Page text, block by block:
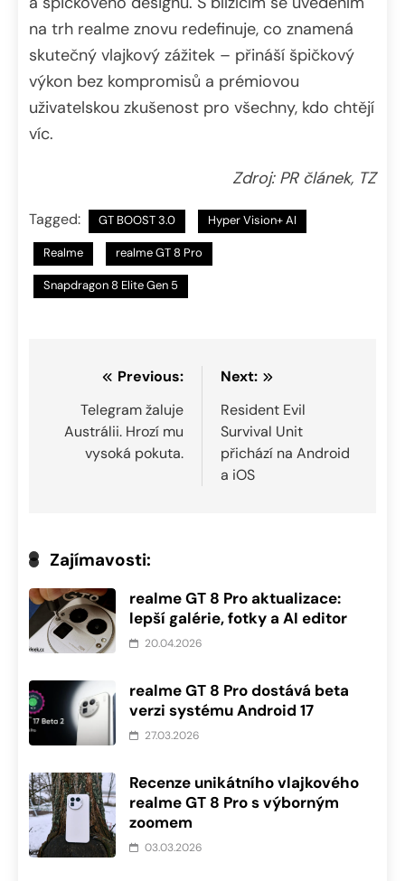
na trh realme znovu redefinuje, co znamená
skutečný vlajkový zážitek – přináší špičkový
výkon bez kompromisů a prémiovou
uživatelskou zkušenost pro všechny, kdo chtějí
víc.
Zdroj: PR článek, TZ
Tagged: GT BOOST 3.0 Hyper Vision+ AI
Realme realme GT 8 Pro
Snapdragon 8 Elite Gen 5
Navigace
pro
příspěvek
Previous:
Telegram žaluje
Austrálii. Hrozí mu
vysoká pokuta.
Next:
Resident Evil
Survival Unit
přichází na Android
a iOS
Zajímavosti:
realme GT 8 Pro aktualizace:
lepší galérie, fotky a AI editor
20.04.2026
realme GT 8 Pro dostává beta
verzi systému Android 17
27.03.2026
Recenze unikátního vlajkového
realme GT 8 Pro s výborným
zoomem
03.03.2026